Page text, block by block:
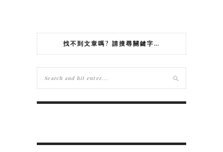
繁載我往返醫院
外，必須忙工作開
學、幫孩子們洗
澡，還得從我手中
接過新家裝潢的大
小事，真的是辛苦
找不到文章嗎? 請搜尋關鍵字…